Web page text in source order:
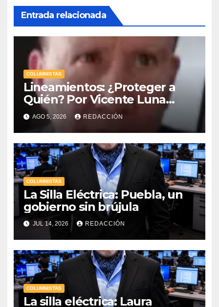
Entrada relacionada
COLUMNISTAS
Lineamientos: ¿Proteger a
Quién? Por Vicente Luna
Hernández
AGO 5, 2026 REDACCIÓN
COLUMNISTAS
La Silla Eléctrica: Puebla, un
gobierno sin brújula
JUL 14, 2026 REDACCIÓN
COLUMNISTAS
La silla eléctrica: Laura